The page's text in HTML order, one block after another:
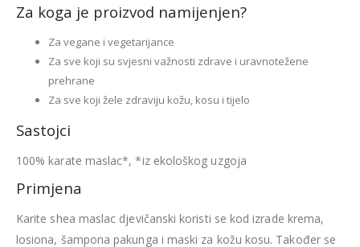
Za koga je proizvod namijenjen?
Za vegane i vegetarijance
Za sve koji su svjesni važnosti zdrave i uravnotežene
prehrane
Za sve koji žele zdraviju kožu, kosu i tijelo
Sastojci
100% karate maslac*, *iz ekološkog uzgoja
Primjena
Karite shea maslac djevičanski koristi se kod izrade krema,
losiona, šampona pakunga i maski za kožu kosu. Također se